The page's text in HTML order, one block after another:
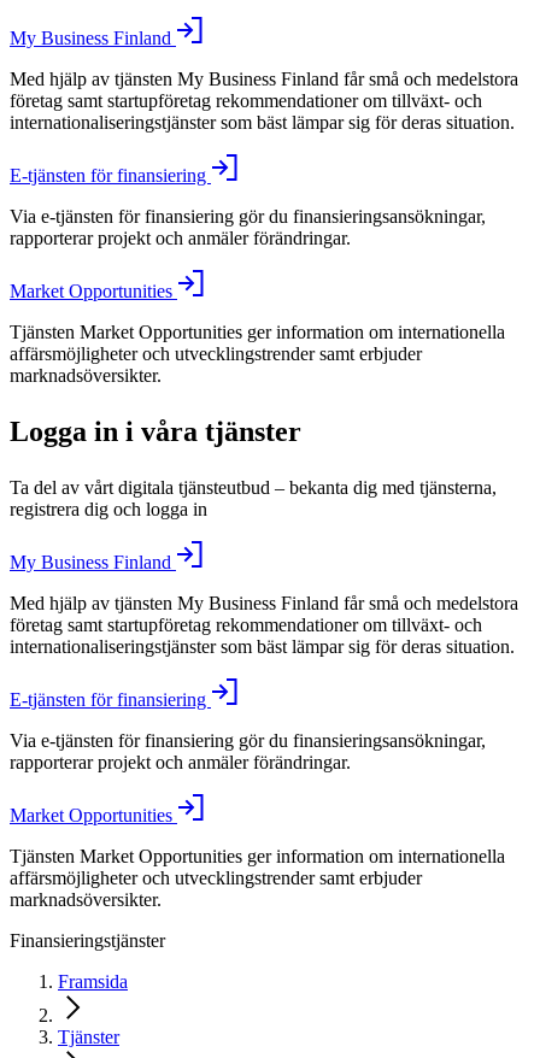
My Business Finland
Med hjälp av tjänsten My Business Finland får små och medelstora
företag samt startupföretag rekommendationer om tillväxt- och
internationaliseringstjänster som bäst lämpar sig för deras situation.
E-tjänsten för finansiering
Via e-tjänsten för finansiering gör du finansieringsansökningar,
rapporterar projekt och anmäler förändringar.
Market Opportunities
Tjänsten Market Opportunities ger information om internationella
affärsmöjligheter och utvecklingstrender samt erbjuder
marknadsöversikter.
Logga in i våra tjänster
Ta del av vårt digitala tjänsteutbud – bekanta dig med tjänsterna,
registrera dig och logga in
My Business Finland
Med hjälp av tjänsten My Business Finland får små och medelstora
företag samt startupföretag rekommendationer om tillväxt- och
internationaliseringstjänster som bäst lämpar sig för deras situation.
E-tjänsten för finansiering
Via e-tjänsten för finansiering gör du finansieringsansökningar,
rapporterar projekt och anmäler förändringar.
Market Opportunities
Tjänsten Market Opportunities ger information om internationella
affärsmöjligheter och utvecklingstrender samt erbjuder
marknadsöversikter.
Finansieringstjänster
Framsida
Tjänster